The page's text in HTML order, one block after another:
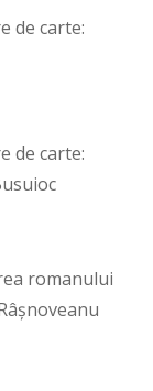
de carte:
de carte:
romanului